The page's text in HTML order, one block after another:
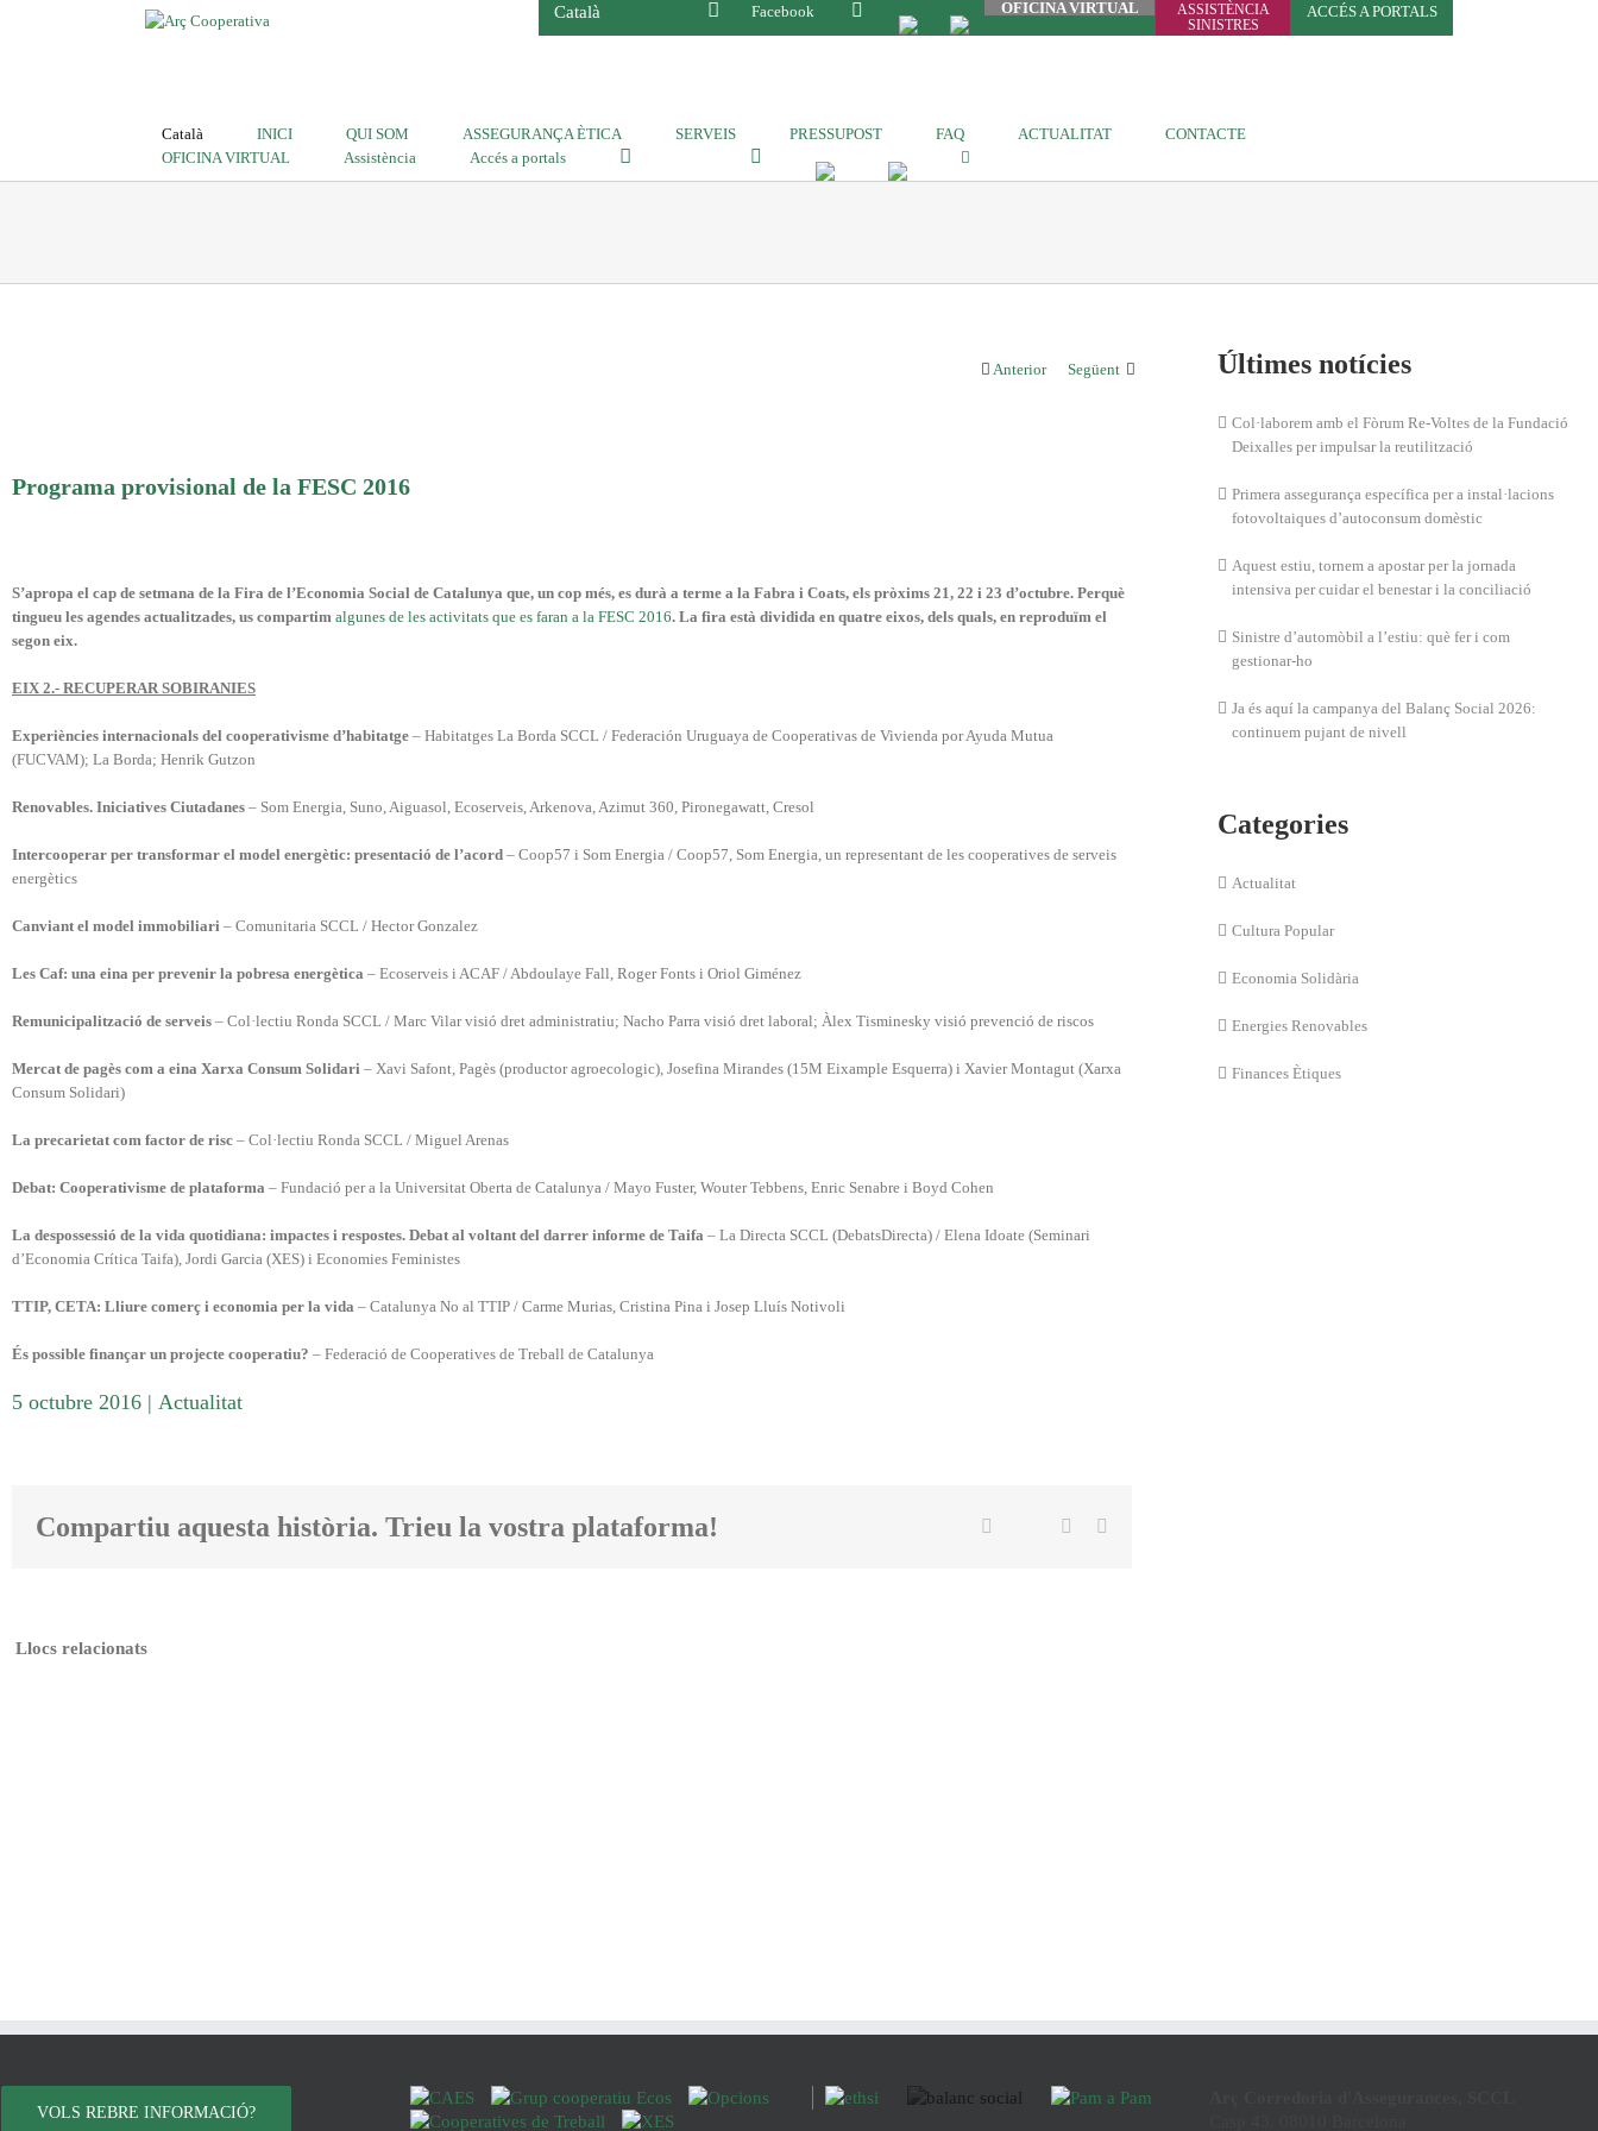
Català Facebook OFICINA VIRTUAL
ASSISTÈNCIA
SINISTRES
ACCÉS A PORTALS
Català INICI QUI SOM ASSEGURANÇA ÈTICA SERVEIS PRESSUPOST FAQ ACTUALITAT
CONTACTE
OFICINA VIRTUAL
Assistència Accés a portals
Anterior Següent
Programa provisional de la FESC 2016
S’apropa el cap de setmana de la Fira de l’Economia Social de Catalunya que, un cop més, es durà a terme a la Fabra i Coats, els pròxims 21, 22 i 23 d’octubre. Perquè
tingueu les agendes actualitzades, us compartim algunes de les activitats que es faran a la FESC 2016. La fira està dividida en quatre eixos, dels quals, en reproduïm el
segon eix.
EIX 2.- RECUPERAR SOBIRANIES
Experiències internacionals del cooperativisme d’habitatge – Habitatges La Borda SCCL / Federación Uruguaya de Cooperativas de Vivienda por Ayuda Mutua
(FUCVAM); La Borda; Henrik Gutzon
Renovables. Iniciatives Ciutadanes – Som Energia, Suno, Aiguasol, Ecoserveis, Arkenova, Azimut 360, Pironegawatt, Cresol
Intercooperar per transformar el model energètic: presentació de l’acord – Coop57 i Som Energia / Coop57, Som Energia, un representant de les cooperatives de serveis
energètics
Canviant el model immobiliari – Comunitaria SCCL / Hector Gonzalez
Les Caf: una eina per prevenir la pobresa energètica – Ecoserveis i ACAF / Abdoulaye Fall, Roger Fonts i Oriol Giménez
Remunicipalització de serveis – Col·lectiu Ronda SCCL / Marc Vilar visió dret administratiu; Nacho Parra visió dret laboral; Àlex Tisminesky visió prevenció de riscos
Mercat de pagès com a eina Xarxa Consum Solidari – Xavi Safont, Pagès (productor agroecologic), Josefina Mirandes (15M Eixample Esquerra) i Xavier Montagut (Xarxa
Consum Solidari)
La precarietat com factor de risc – Col·lectiu Ronda SCCL / Miguel Arenas
Debat: Cooperativisme de plataforma – Fundació per a la Universitat Oberta de Catalunya / Mayo Fuster, Wouter Tebbens, Enric Senabre i Boyd Cohen
La despossessió de la vida quotidiana: impactes i respostes. Debat al voltant del darrer informe de Taifa – La Directa SCCL (DebatsDirecta) / Elena Idoate (Seminari
d’Economia Crítica Taifa), Jordi Garcia (XES) i Economies Feministes
TTIP, CETA: Lliure comerç i economia per la vida – Catalunya No al TTIP / Carme Murias, Cristina Pina i Josep Lluís Notivoli
És possible finançar un projecte cooperatiu? – Federació de Cooperatives de Treball de Catalunya
5 octubre 2016 | Actualitat
Compartiu aquesta història. Trieu la vostra plataforma! Facebook
TwitterLinkedin
Llocs relacionats
Últimes notícies
Col·laborem amb el Fòrum Re-Voltes de la Fundació
Deixalles per impulsar la reutilització
Primera assegurança específica per a instal·lacions
fotovoltaiques d’autoconsum domèstic
Aquest estiu, tornem a apostar per la jornada
intensiva per cuidar el benestar i la conciliació
Sinistre d’automòbil a l’estiu: què fer i com
gestionar-ho
Ja és aquí la campanya del Balanç Social 2026:
continuem pujant de nivell
Categories
Actualitat
Cultura Popular
Economia Solidària
Energies Renovables
Finances Ètiques
VOLS REBRE INFORMACIÓ?